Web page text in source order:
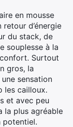
en mousse
d’énergie
du stack, de
souplesse à la
Surtout
gros, la
sensation
les cailloux.
et avec peu
la plus agréable
potentiel.